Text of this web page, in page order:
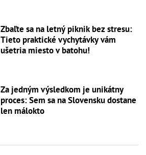
Zbaľte sa na letný piknik bez stresu:
Tieto praktické vychytávky vám
ušetria miesto v batohu!
Za jedným výsledkom je unikátny
proces: Sem sa na Slovensku dostane
len málokto